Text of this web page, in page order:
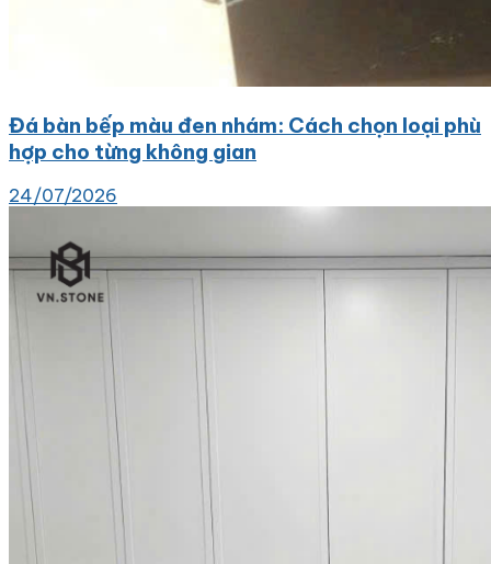
Đá bàn bếp màu đen nhám: Cách chọn loại phù
hợp cho từng không gian
24/07/2026